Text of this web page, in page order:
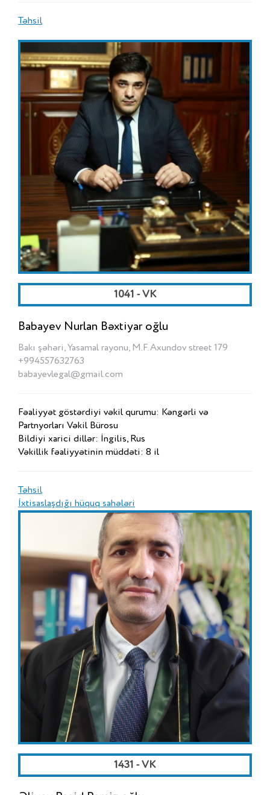
Təhsil
1041 - VK
Babayev Nurlan Bəxtiyar oğlu
Bakı şəhəri, Yasamal rayonu, M.F.Axundov street 179
+994557632763
babayevlegal@gmail.com
Fəaliyyət göstərdiyi vəkil qurumu: Kəngərli və
Partnyorları Vəkil Bürosu
Bildiyi xarici dillər: İngilis, Rus
Vəkillik fəaliyyətinin müddəti: 8 il
Təhsil
İxtisaslaşdığı hüquq sahələri
1431 - VK